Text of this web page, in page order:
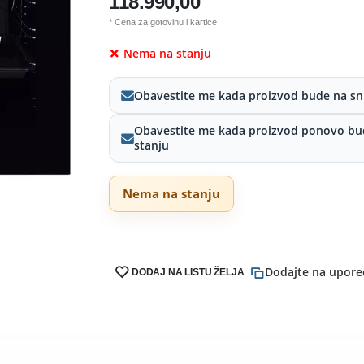
* Cena za gotovinu i kartice
Nema na stanju
Obavestite me kada proizvod bude na
Obavestite me kada proizvod ponovo
stanju
Nema na stanju
DODAJ NA LISTU ŽELJA Dodajte na